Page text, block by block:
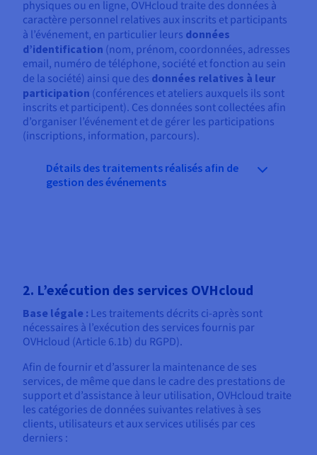
physiques ou en ligne, OVHcloud traite des données à
caractère personnel relatives aux inscrits et participants
à l’événement, en particulier leurs données
d’identification (nom, prénom, coordonnées, adresses
email, numéro de téléphone, société et fonction au sein
de la société) ainsi que des données relatives à leur
participation (conférences et ateliers auxquels ils sont
inscrits et participent). Ces données sont collectées afin
d’organiser l’événement et de gérer les participations
(inscriptions, information, parcours).
Détails des traitements réalisés afin de
gestion des événements
2. L’exécution des services OVHcloud
Base légale : Les traitements décrits ci-après sont
nécessaires à l’exécution des services fournis par
OVHcloud (Article 6.1b) du RGPD).
Afin de fournir et d’assurer la maintenance de ses
services, de même que dans le cadre des prestations de
support et d’assistance à leur utilisation, OVHcloud traite
les catégories de données suivantes relatives à ses
clients, utilisateurs et aux services utilisés par ces
derniers :